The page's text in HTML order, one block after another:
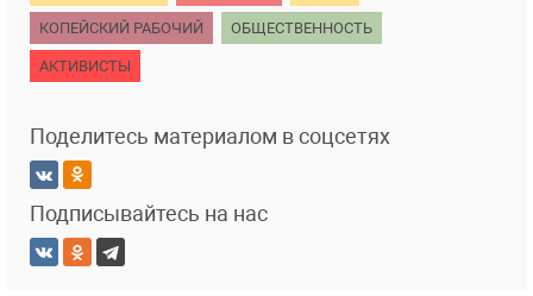
КОПЕЙСКИЙ РАБОЧИЙ ОБЩЕСТВЕННОСТЬ
АКТИВИСТЫ
Поделитесь материалом в соцсетях
Подписывайтесь на нас